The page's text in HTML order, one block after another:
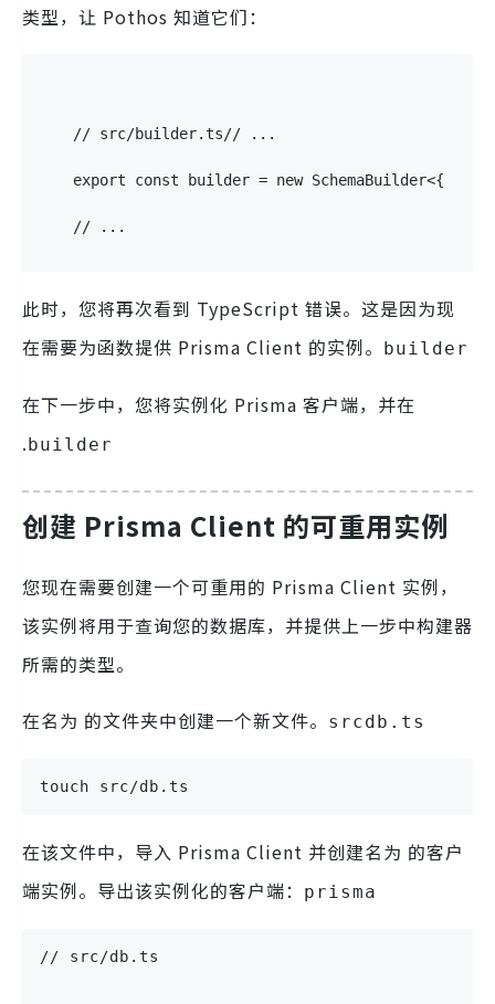
类型，让 Pothos 知道它们：
// src/builder.ts// ...
export const builder = new SchemaBuilder<{
// ...
此时，您将再次看到 TypeScript 错误。这是因为现
在需要为函数提供 Prisma Client 的实例。
builder
在下一步中，您将实例化 Prisma 客户端，并在
.builder
创建 Prisma Client 的可重用实例
您现在需要创建一个可重用的 Prisma Client 实例，
该实例将用于查询您的数据库，并提供上一步中构建器
所需的类型。
在名为 的文件夹中创建一个新文件。 srcdb.ts
touch src/db.ts
在该文件中，导入 Prisma Client 并创建名为 的客户
端实例。导出该实例化的客户端：
prisma
// src/db.ts